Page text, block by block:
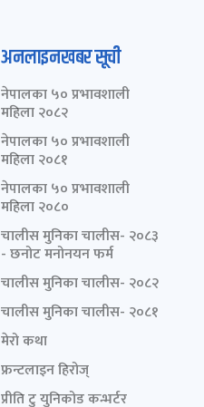
अनलाइनखबर सूची
नेपालका ५० प्रभावशाली
महिला २०८२
नेपालका ५० प्रभावशाली
महिला २०८१
नेपालका ५० प्रभावशाली
महिला २०८०
चालीस मुनिका चालीस- २०८३
- छनोट मनोनयन फर्म
चालीस मुनिका चालीस- २०८२
चालीस मुनिका चालीस- २०८१
मेरो कथा
फ्रन्टलाइन हिरोज्
प्रीति टु युनिकोड कन्भर्टर